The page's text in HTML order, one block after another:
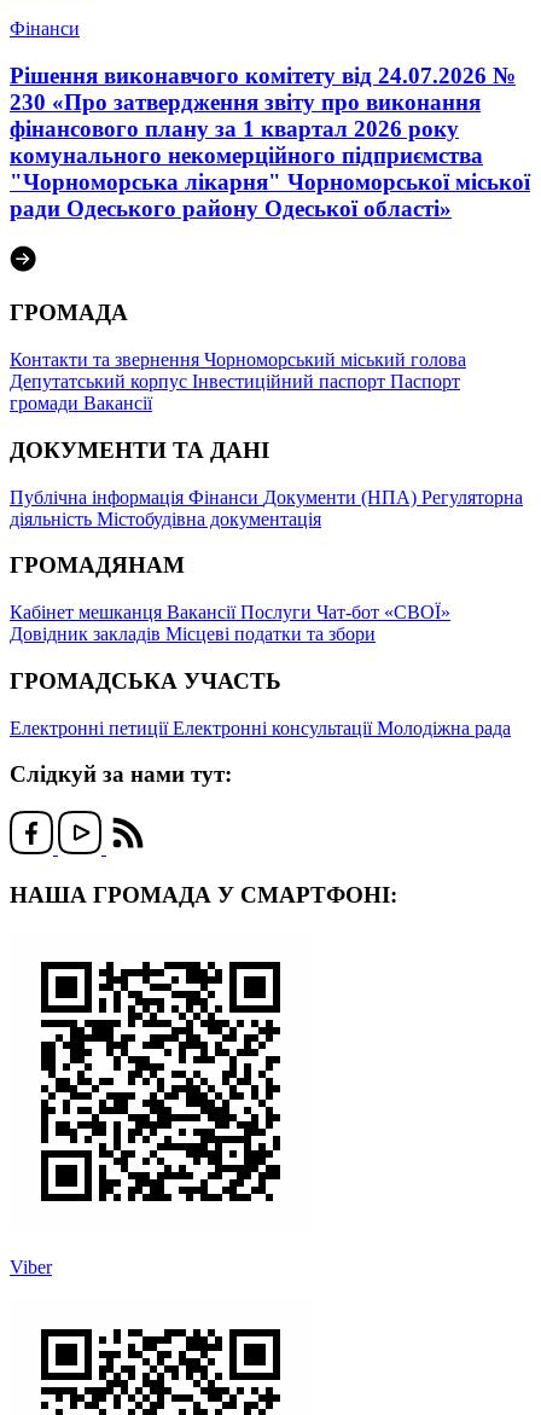
Фінанси
Рішення виконавчого комітету від 24.07.2026 №
230 «Про затвердження звіту про виконання
фінансового плану за 1 квартал 2026 року
комунального некомерційного підприємства
"Чорноморська лікарня" Чорноморської міської
ради Одеського району Одеської області»
ГРОМАДА
Контакти та звернення Чорноморський міський голова
Депутатський корпус Інвестиційний паспорт Паспорт
громади Вакансії
ДОКУМЕНТИ ТА ДАНІ
Публічна інформація Фінанси Документи (НПА) Регуляторна
діяльність Містобудівна документація
ГРОМАДЯНАМ
Кабінет мешканця ВакансіїПослуги Чат-бот «СВОЇ»
Довідник закладів Місцеві податки та збори
ГРОМАДСЬКА УЧАСТЬ
Електронні петиціїЕлектронні консультаціїМолодіжна рада
Слідкуй за нами тут:
НАША ГРОМАДА У СМАРТФОНІ:
Viber